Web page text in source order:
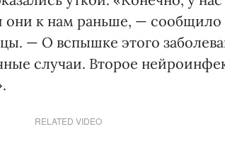
они к нам раньше, — сообщило
— О вспышке этого
случаи. Второе
RELATED VIDEO